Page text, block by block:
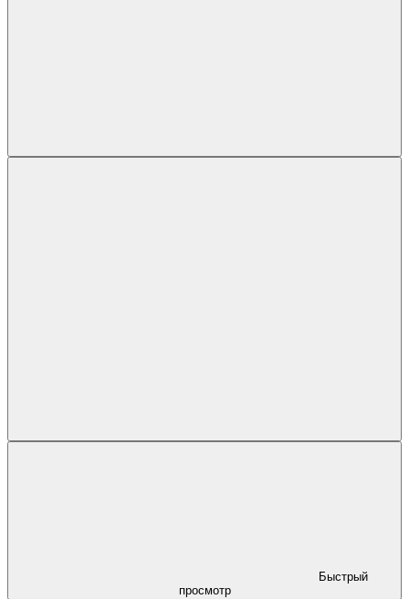
Быстрый
просмотр